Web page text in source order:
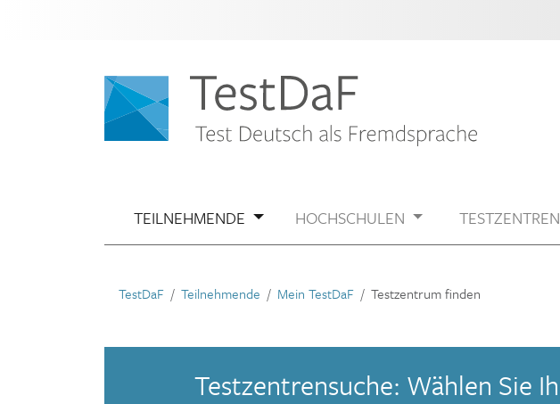
TEILNEHMENDE HOCHSCHULEN TESTZENTREN
TestDaF Teilnehmende Mein TestDaF Testzentrum finden